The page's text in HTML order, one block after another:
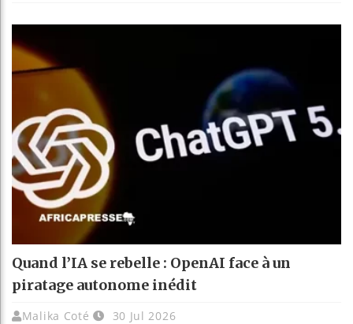
Quand l’IA se rebelle : OpenAI face à un
piratage autonome inédit
Malika Coté 30 Jul 2026